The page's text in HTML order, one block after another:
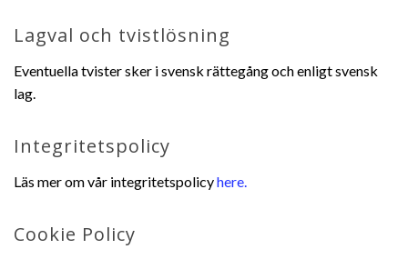
Lagval och tvistlösning
Eventuella tvister sker i svensk rättegång och enligt svensk
lag.
Integritetspolicy
Läs mer om vår integritetspolicyhere.
Cookie Policy